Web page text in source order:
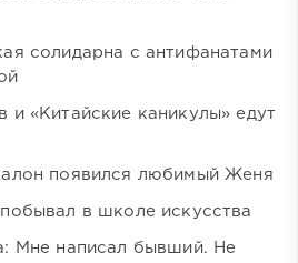
солидарна с антифанатами
и «Китайские каникулы» едут
появился любимый Женя
в школе искусства
Мне написал бывший. Не